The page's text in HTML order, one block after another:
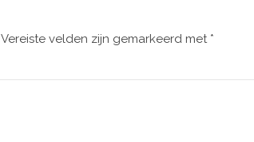
Vereiste velden zijn gemarkeerd met *